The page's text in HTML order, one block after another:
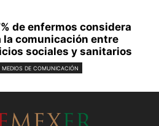
de enfermos considera
la comunicación entre
sociales y sanitarios
MEDIOS DE COMUNICACIÓN